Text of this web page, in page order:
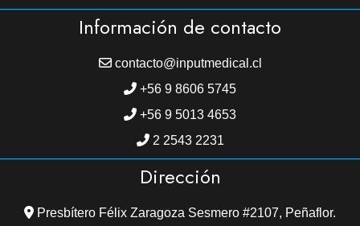
Información de contacto
contacto@inputmedical.cl
+56 9 8606 5745
+56 9 5013 4653
2 2543 2231
Dirección
Presbítero Félix Zaragoza Sesmero #2107, Peñaflor.